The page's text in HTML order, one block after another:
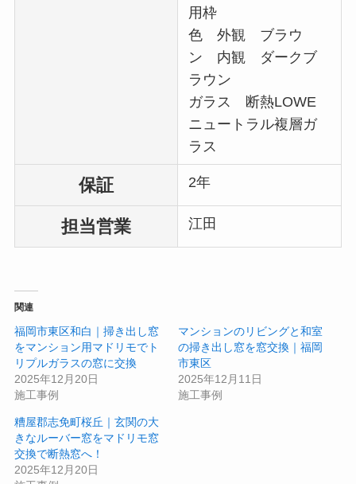
用枠
色 外観 ブラウ
ン 内観 ダークブ
ラウン
ガラス 断熱LOWE
ニュートラル複層ガ
ラス
保証 2年
担当営業 江田
関連
福岡市東区和白｜掃き出し窓
をマンション用マドリモでト
リプルガラスの窓に交換
2025年12月20日
施工事例
マンションのリビングと和室
の掃き出し窓を窓交換｜福岡
市東区
2025年12月11日
施工事例
糟屋郡志免町桜丘｜玄関の大
きなルーバー窓をマドリモ窓
交換で断熱窓へ！
2025年12月20日